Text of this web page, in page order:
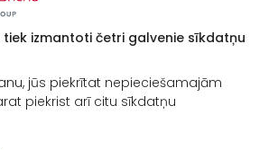
tiek izmantoti četri galvenie sīkdatņu
jūs piekrītat nepieciešamajām
piekrist arī citu sīkdatņu